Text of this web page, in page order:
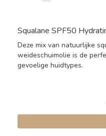
Squalane SPF50
Deze mix van natuurlijke
weideschuimolie is de
gevoelige huidtypes.